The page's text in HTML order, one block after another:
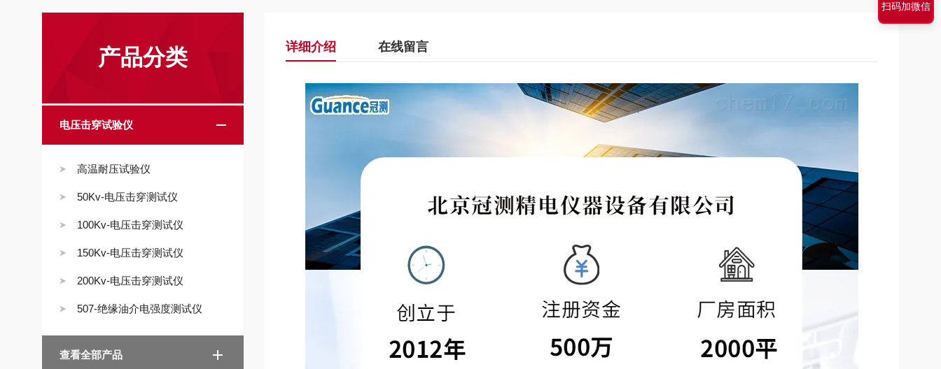
产品分类
电压击穿试验仪
高温耐压试验仪
50Kv-电压击穿测试仪
100Kv-电压击穿测试仪
150Kv-电压击穿测试仪
200Kv-电压击穿测试仪
507-绝缘油介电强度测试仪
查看全部产品
详细介绍 在线留言
扫码加微信